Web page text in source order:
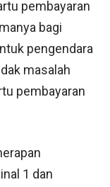
pembayaran
bagi
pengendara
masalah
pembayaran
1 dan